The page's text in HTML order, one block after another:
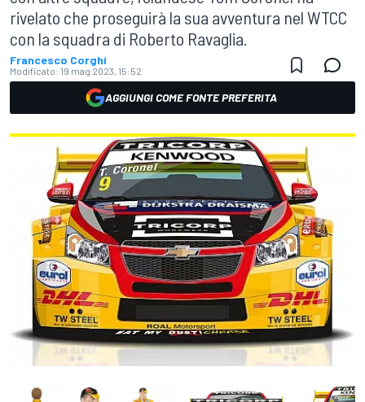
rivelato che proseguirà la sua avventura nel WTCC
con la squadra di Roberto Ravaglia.
Francesco Corghi
Modificato: 19 mag 2023, 15:52
AGGIUNGI COME FONTE PREFERITA